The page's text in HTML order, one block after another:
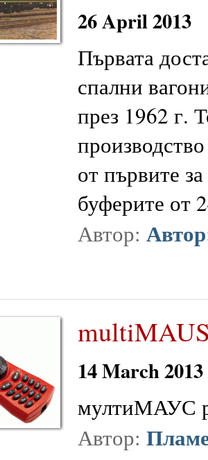
26 April 2013
Първата
спални
през 1962 г.
от първите
буферите от
Автор:
14 March 2013
мултиМАУС
Автор: